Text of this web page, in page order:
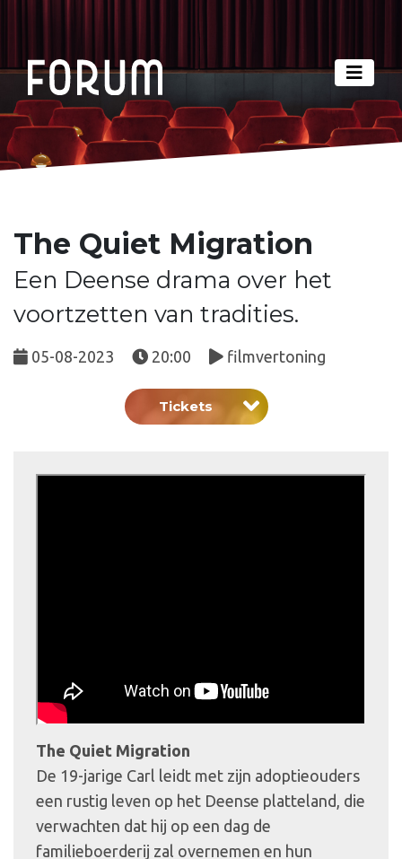
The Quiet Migration
Een Deense drama over het
voortzetten van tradities.
05-08-2023 20:00 filmvertoning
Tickets
The Quiet Migration
De 19-jarige Carl leidt met zijn adoptieouders
een rustig leven op het Deense platteland, die
verwachten dat hij op een dag de
familieboerderij zal overnemen en hun